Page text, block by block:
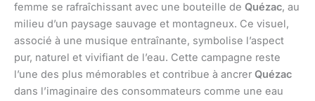
femme se rafraîchissant avec une bouteille de Quézac, au
milieu d’un paysage sauvage et montagneux. Ce visuel,
associé à une musique entraînante, symbolise l’aspect
pur, naturel et vivifiant de l’eau. Cette campagne reste
l’une des plus mémorables et contribue à ancrer Quézac
dans l’imaginaire des consommateurs comme une eau